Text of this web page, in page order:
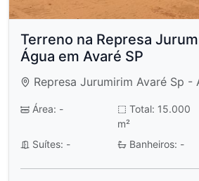
Terreno na Represa
Água em Avaré SP
Represa Jurumirim Avaré Sp -
Área: -
Total: 15.000
m²
Suítes: - Banheiros: -